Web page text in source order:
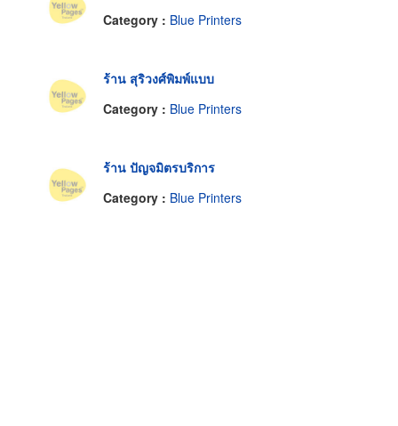
Category : Blue Printers
ร้าน สุริวงศ์พิมพ์แบบ
Category : Blue Printers
ร้าน ปัญจมิตรบริการ
Category : Blue Printers